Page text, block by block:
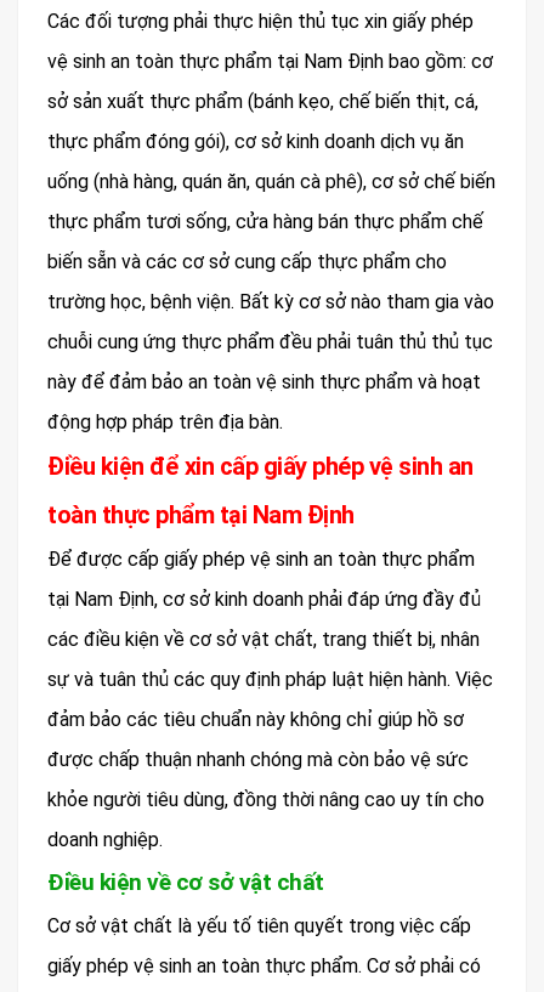
Các đối tượng phải thực hiện thủ tục xin giấy phép
vệ sinh an toàn thực phẩm tại Nam Định bao gồm: cơ
sở sản xuất thực phẩm (bánh kẹo, chế biến thịt, cá,
thực phẩm đóng gói), cơ sở kinh doanh dịch vụ ăn
uống (nhà hàng, quán ăn, quán cà phê), cơ sở chế biến
thực phẩm tươi sống, cửa hàng bán thực phẩm chế
biến sẵn và các cơ sở cung cấp thực phẩm cho
trường học, bệnh viện. Bất kỳ cơ sở nào tham gia vào
chuỗi cung ứng thực phẩm đều phải tuân thủ thủ tục
này để đảm bảo an toàn vệ sinh thực phẩm và hoạt
động hợp pháp trên địa bàn.
Điều kiện để xin cấp giấy phép vệ sinh an
toàn thực phẩm tại Nam Định
Để được cấp giấy phép vệ sinh an toàn thực phẩm
tại Nam Định, cơ sở kinh doanh phải đáp ứng đầy đủ
các điều kiện về cơ sở vật chất, trang thiết bị, nhân
sự và tuân thủ các quy định pháp luật hiện hành. Việc
đảm bảo các tiêu chuẩn này không chỉ giúp hồ sơ
được chấp thuận nhanh chóng mà còn bảo vệ sức
khỏe người tiêu dùng, đồng thời nâng cao uy tín cho
doanh nghiệp.
Điều kiện về cơ sở vật chất
Cơ sở vật chất là yếu tố tiên quyết trong việc cấp
giấy phép vệ sinh an toàn thực phẩm. Cơ sở phải có